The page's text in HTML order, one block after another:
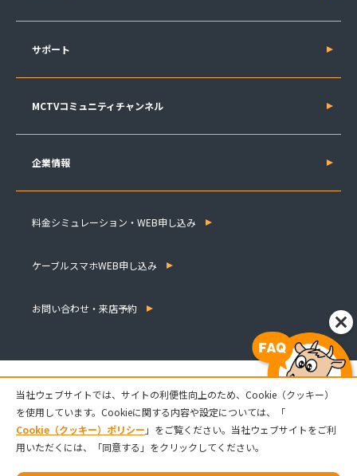
サポート
MCTVコミュニティチャンネル
企業情報
料金シミュレーション・WEB申し込み
ケーブルスマホWEB申し込み
お問い合わせ・来店予約
当社ウェブサイトでは、サイトの利便性向上のため、Cookie（クッキー）
を使用しています。Cookieに関する内容や設定については、「
Cookie（クッキー）ポリシー 」をご覧ください。当社ウェブサイトをご利
用いただくには、「同意する」をクリックしてください。